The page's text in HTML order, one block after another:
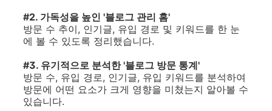
#2. 가독성을 높인 '블로그 관리 홈'
방문 수 추이, 인기글, 유입 경로 및 키워드를 한 눈
에 볼 수 있도록 정리했습니다.
#3. 유기적으로 분석한 '블로그 방문 통계'
방문 수, 유입 경로, 인기글, 유입 키워드를 분석하여
방문에 어떤 요소가 크게 영향을 미쳤는지 알아볼 수
있습니다.